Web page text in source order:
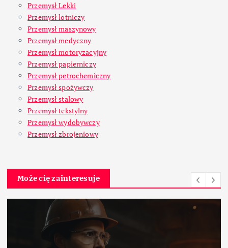
Przemysł Lekki
Przemysł lotniczy
Przemysł maszynowy
Przemysł medyczny
Przemysł motoryzacyjny
Przemysł papierniczy
Przemysł petrochemiczny
Przemysł spożywczy
Przemysł stalowy
Przemysł tekstylny
Przemysł wydobywczy
Przemysł zbrojeniowy
Może cię zainteresuje